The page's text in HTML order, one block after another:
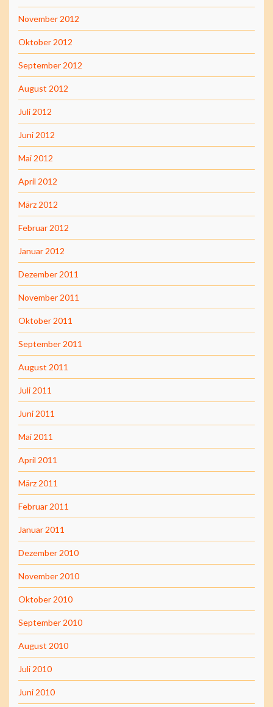
November 2012
Oktober 2012
September 2012
August 2012
Juli 2012
Juni 2012
Mai 2012
April 2012
März 2012
Februar 2012
Januar 2012
Dezember 2011
November 2011
Oktober 2011
September 2011
August 2011
Juli 2011
Juni 2011
Mai 2011
April 2011
März 2011
Februar 2011
Januar 2011
Dezember 2010
November 2010
Oktober 2010
September 2010
August 2010
Juli 2010
Juni 2010